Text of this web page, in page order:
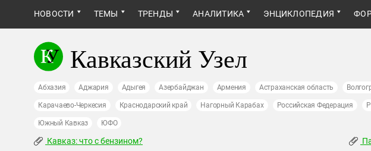
НОВОСТИ ТЕМЫ ТРЕНДЫ АНАЛИТИКА ЭНЦИКЛОПЕДИЯ
Кавказский Узел
Абхазия Аджария Адыгея Азербайджан Армения Астраханская область
Карачаево-Черкесия Краснодарский край Нагорный Карабах Российская Федерация
Южный Кавказ ЮФО
Кавказ: что с бензином?